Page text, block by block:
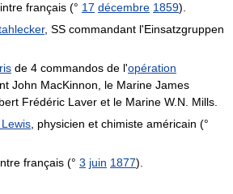
français (° 17 décembre 1859).
, SS commandant l'Einsatzgruppen
de 4 commandos de l'opération
John MacKinnon, le Marine James
Frédéric Laver et le Marine W.N. Mills.
, physicien et chimiste américain (°
français (° 3 juin 1877).